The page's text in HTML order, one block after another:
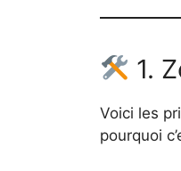
1.
Voici les
pourquoi